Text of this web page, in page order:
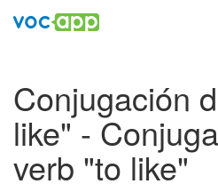
Conjugación
like" -
verb "to like"